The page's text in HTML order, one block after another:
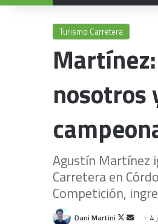
Turismo Carretera
nosotros
Agustín Martínez
Carretera en
Competición,
Dani Martini
Follow
Send 4